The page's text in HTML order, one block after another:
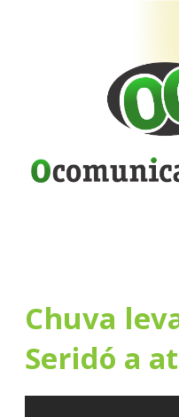
Chuva
Seridó a